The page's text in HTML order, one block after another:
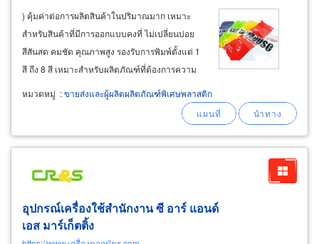
) คุ้มค่าต่อการผลิตสินค้าในปริมาณมาก เหมาะ
สำหรับสินค้าที่มีการออกแบบคงที่ ไม่เปลี่ยนบ่อย
สีสันสด คมชัด คุณภาพสูง รองรับการพิมพ์ตั้งแต่ 1
สี ถึง 8 สี เหมาะสำหรับผลิตภัณฑ์ที่ต้องการความ
digital printing
เหมาะสำหรับสินค้าจำนวนไม่มาก ยืดหยุ่นในการ
หมวดหมู่ :ขายส่งและผู้ผลิตผลิตภัณฑ์พิเศษพลาสติก
อุปกรณ์เครื่องใช้สำนักงาน ซี อาร์ แอนด์
เอส มาร์เก็ตติ้ง